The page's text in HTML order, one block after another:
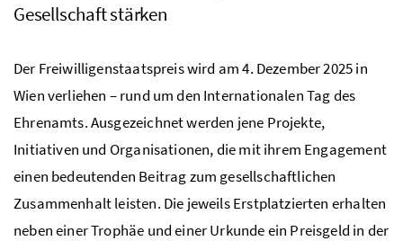
Gesellschaft stärken
Der Freiwilligenstaatspreis wird am 4. Dezember 2025 in
Wien verliehen – rund um den Internationalen Tag des
Ehrenamts. Ausgezeichnet werden jene Projekte,
Initiativen und Organisationen, die mit ihrem Engagement
einen bedeutenden Beitrag zum gesellschaftlichen
Zusammenhalt leisten. Die jeweils Erstplatzierten erhalten
neben einer Trophäe und einer Urkunde ein Preisgeld in der